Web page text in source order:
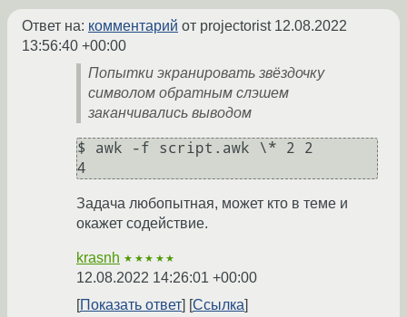
Ответ на: комментарий от projectorist 12.08.2022
13:56:40 +00:00
Попытки экранировать звёздочку
символом обратным слэшем
заканчивались выводом
$ awk -f script.awk \* 2 2
Задача любопытная, может кто в теме и
окажет содействие.
krasnh ★★★★★
12.08.2022 14:26:01 +00:00
Показать ответ
Ссылка